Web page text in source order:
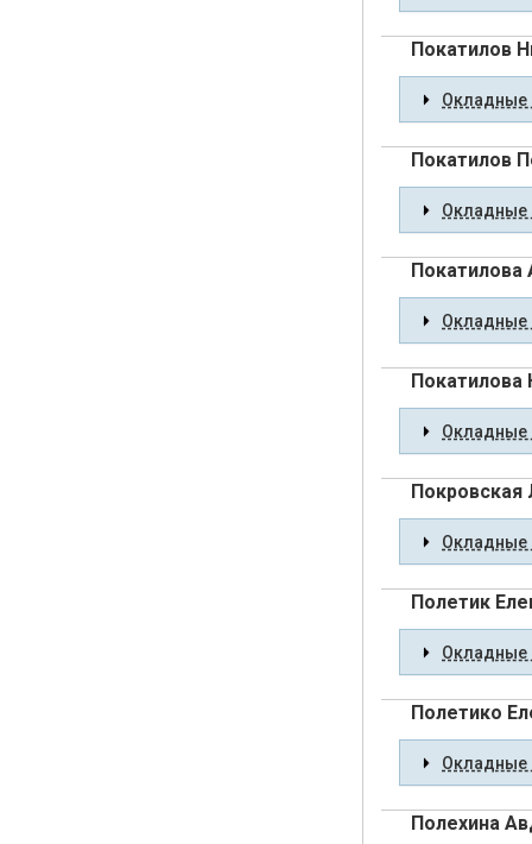
Покатилов
Окладные
Покатилов
Окладные
Покатилова
Окладные
Окладные
Покровская
Окладные
Полетик
Окладные
Полетико
Окладные
Полехина